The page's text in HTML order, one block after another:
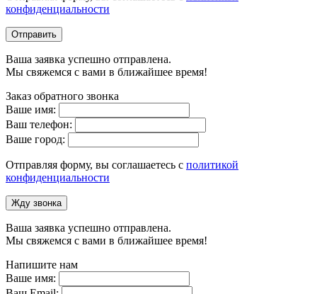
конфиденциальности
Отправить
Ваша заявка успешно отправлена.
Мы свяжемся с вами в ближайшее время!
Заказ обратного звонка
Ваше имя:
Ваш телефон:
Ваше город:
Отправляя форму, вы соглашаетесь с политикой
конфиденциальности
Жду звонка
Ваша заявка успешно отправлена.
Мы свяжемся с вами в ближайшее время!
Напишите нам
Ваше имя: